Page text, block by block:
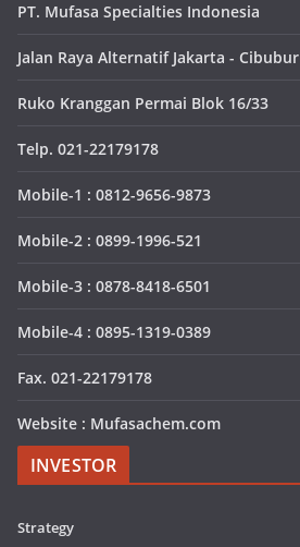
PT. Mufasa Specialties Indonesia
Jalan Raya Alternatif Jakarta - Cibubur
Ruko Kranggan Permai Blok 16/33
Telp. 021-22179178
Mobile-1 : 0812-9656-9873
Mobile-2 : 0899-1996-521
Mobile-3 : 0878-8418-6501
Mobile-4 : 0895-1319-0389
Fax. 021-22179178
Website : Mufasachem.com
INVESTOR
Strategy